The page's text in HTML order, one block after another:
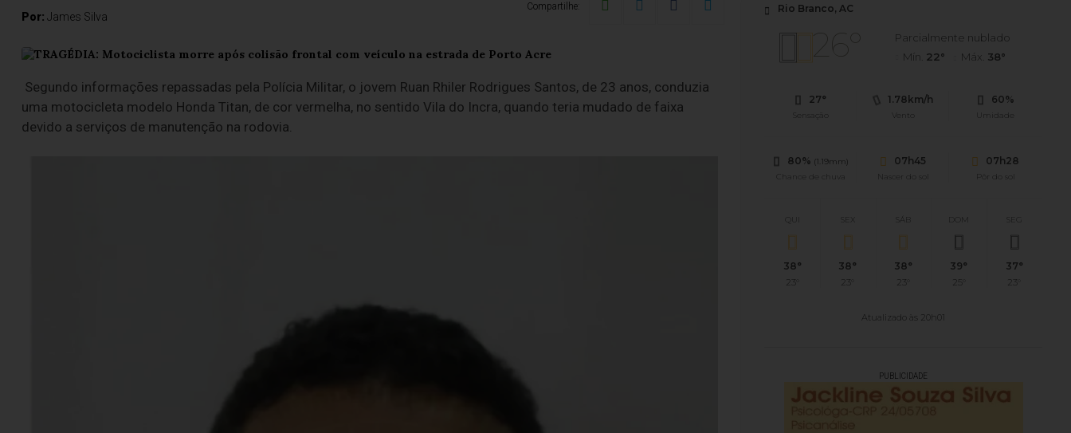
Por: James Silva
Compartilhe:
Segundo informações repassadas pela Polícia Militar, o jovem Ruan Rhiler Rodrigues Santos, de 23 anos, conduzia
uma motocicleta modelo Honda Titan, de cor vermelha, no sentido Vila do Incra, quando teria mudado de faixa
devido a serviços de manutenção na rodovia.
Rio Branco, AC
26°
Parcialmente nublado
Mín. 22° Máx. 38°
27°
Sensação
1.78km/h
Vento
60%
Umidade
80% (1.19mm)
Chance de chuva
07h45
Nascer do sol
07h28
Pôr do sol
38°
23°
SEX
38°
23°
SÁB
38°
23°
DOM
39°
25°
37°
23°
Atualizado às 20h01
PUBLICIDADE